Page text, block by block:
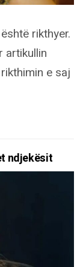
rikthyer.
artikullin
e saj
ndjekësit